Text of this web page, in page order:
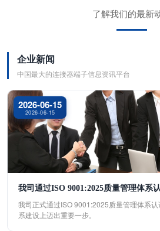
了解我们的最新
企业新闻
中国最大的连接器端子信息资讯平台
2026-06-15
2026-06-15
我司通过ISO 9001:2025质量管理体系
我司正式通过ISO 9001:2025质量管理体系
系建设上迈出重要一步。